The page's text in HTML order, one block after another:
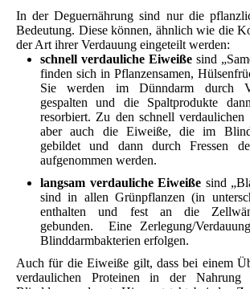
In der Deguernährung sind nur die
Bedeutung. Diese können, ähnlich wie die
der Art ihrer Verdauung eingeteilt werden:
schnell verdauliche Eiweiße sind
finden sich in Pflanzensamen,
Sie werden im Dünndarm durch
gespalten und die Spaltprodukte
resorbiert. Zu den schnell verdaulichen
aber auch die Eiweiße, die im
gebildet und dann durch Fressen
aufgenommen werden.
langsam verdauliche Eiweiße sind
sind in allen Grünpflanzen (in
enthalten und fest an die
gebunden. Eine Zerlegung/
Blinddarmbakterien erfolgen.
Auch für die Eiweiße gilt, dass bei einem
verdaulichen Proteinen in der